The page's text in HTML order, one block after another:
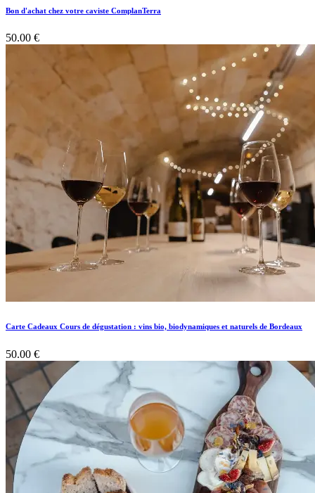
Bon d'achat chez votre caviste ComplanTerra
50.00 €
Carte Cadeaux Cours de dégustation : vins bio, biodynamiques et naturels de Bordeaux
50.00 €